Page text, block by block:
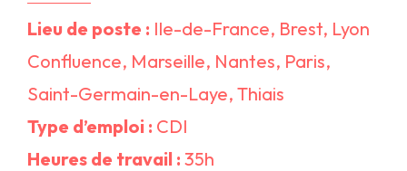
Lieu de poste : Ile-de-France, Brest, Lyon
Confluence, Marseille, Nantes, Paris,
Saint-Germain-en-Laye, Thiais
Type d’emploi : CDI
Heures de travail : 35h